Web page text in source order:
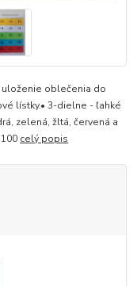
uloženie oblečenia do
lístky.• 3-dielne - ľahké
zelená, žltá, červená a
celý popis